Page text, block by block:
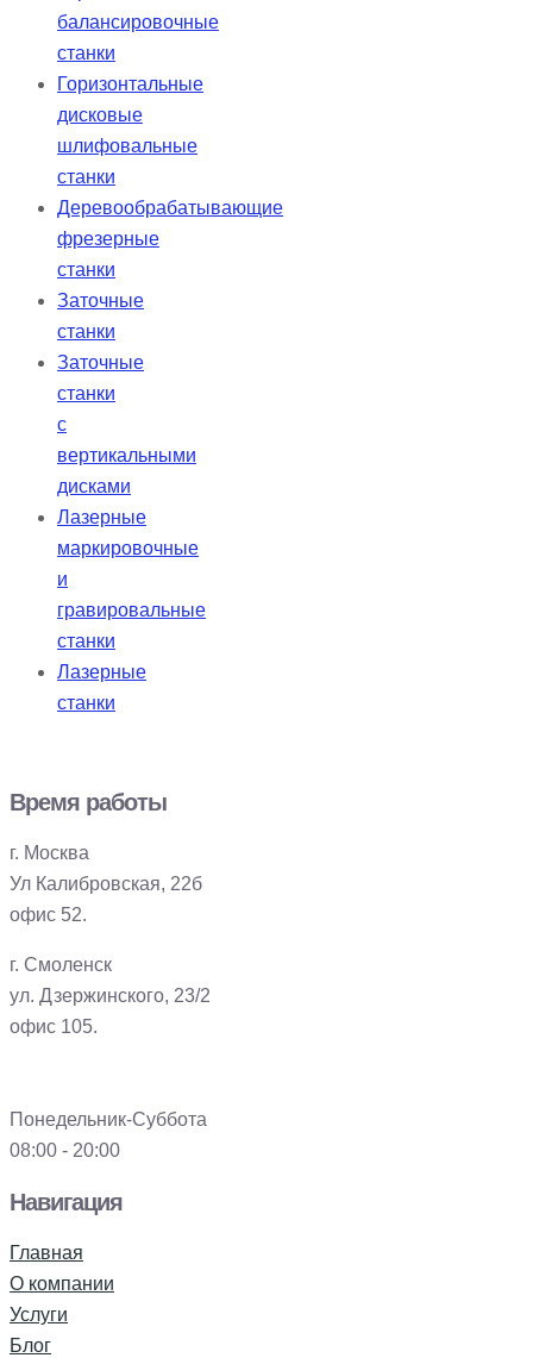
балансировочные
станки
Горизонтальные
дисковые
шлифовальные
станки
Деревообрабатывающие
фрезерные
станки
Заточные
станки
Заточные
станки
с
вертикальными
дисками
Лазерные
маркировочные
и
гравировальные
станки
Лазерные
станки
Время работы
г. Москва
Ул Калибровская, 22б
офис 52.
г. Смоленск
ул. Дзержинского, 23/2
офис 105.
Понедельник-Суббота
08:00 - 20:00
Навигация
Главная
О компании
Услуги
Блог